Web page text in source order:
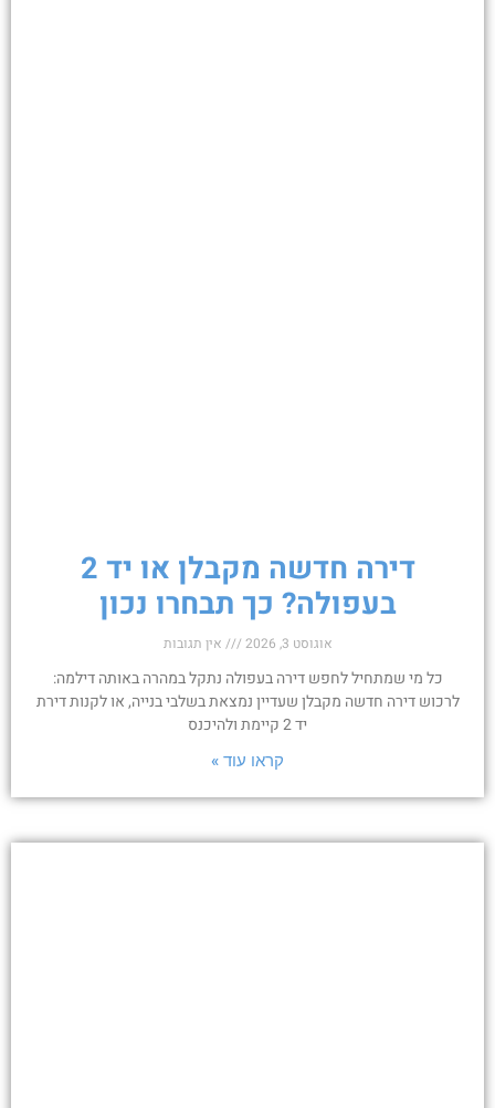
דירה חדשה מקבלן או יד 2
בעפולה? כך תבחרו נכון
אוגוסט 3, 2026 אין תגובות
כל מי שמתחיל לחפש דירה בעפולה נתקל במהרה באותה דילמה:
לרכוש דירה חדשה מקבלן שעדיין נמצאת בשלבי בנייה, או לקנות דירת
יד 2 קיימת ולהיכנס
קראו עוד »